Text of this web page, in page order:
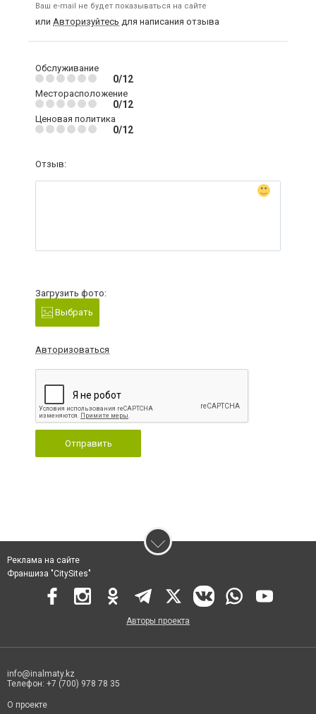
Ваш e-mail не будет показываться на сайте
или Авторизуйтесь для написания отзыва
Обслуживание
0/12
Месторасположение
0/12
Ценовая политика
0/12
Отзыв:
Загрузить фото:
Выбрать
Авторизоваться
Отправить
Реклама на сайте
Франшиза "CitySites"
Авторы проекта
info@inalmaty.kz
Телефон: +7 (700) 978 78 35
О проекте